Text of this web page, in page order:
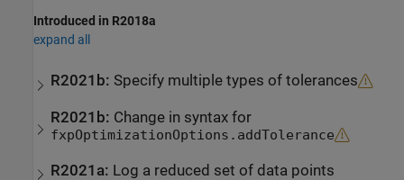
Introduced in R2018a
expand all
R2021b: Specify multiple types of tolerances
R2021b: Change in syntax for
fxpOptimizationOptions.addTolerance
R2021a: Log a reduced set of data points